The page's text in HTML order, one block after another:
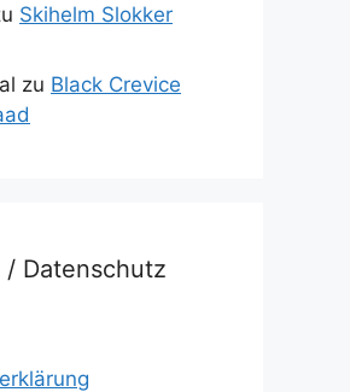
Skihelm Slokker
zu Black Crevice
/ Datenschutz